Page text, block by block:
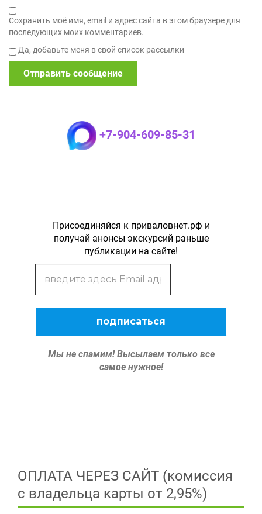
Сохранить моё имя, email и адрес сайта в этом браузере для
последующих моих комментариев.
Да, добавьте меня в свой список рассылки
+7-904-609-85-31
Присоединяйся к приваловнет.рф и
получай анонсы экскурсий раньше
публикации на сайте!
Мы не спамим! Высылаем только все
самое нужное!
ОПЛАТА ЧЕРЕЗ САЙТ (комиссия
с владельца карты от 2,95%)